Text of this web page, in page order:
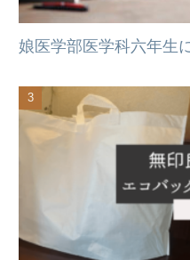
娘医学部医学科六年生